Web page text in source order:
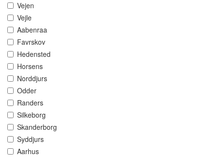
Vejen
Vejle
Aabenraa
Favrskov
Hedensted
Horsens
Norddjurs
Odder
Randers
Silkeborg
Skanderborg
Syddjurs
Aarhus